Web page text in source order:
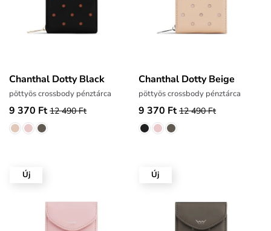
Chanthal Dotty Black
pöttyös crossbody pénztárca
9 370 Ft 12 490 Ft
Chanthal Dotty Beige
pöttyös crossbody pénztárca
9 370 Ft 12 490 Ft
Új Új